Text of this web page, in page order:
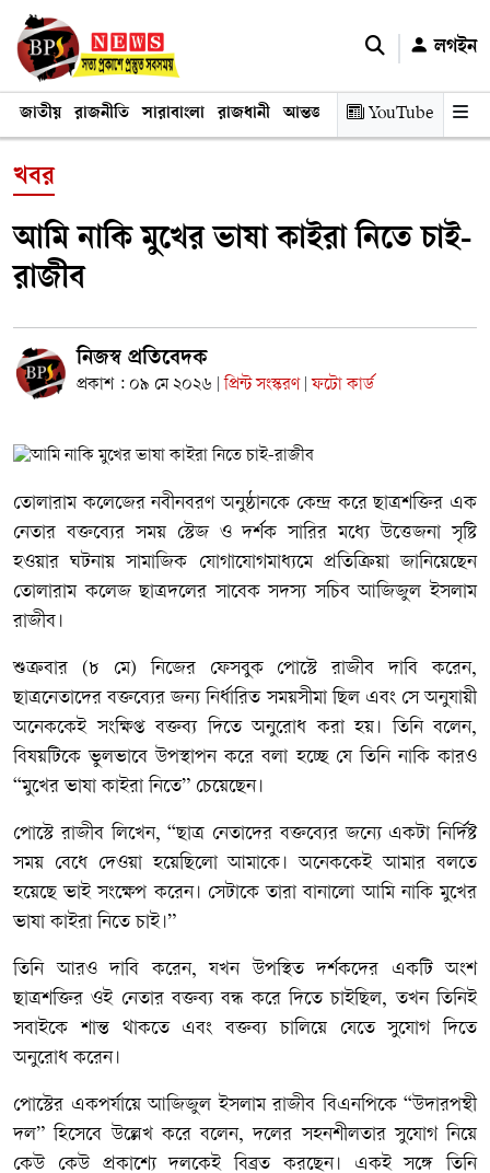
লগইন
জাতীয় রাজনীতি সারাবাংলা রাজধানী আন্তর্জাতিক অর্থনীতি তথ্য
YouTube
খবর
আমি নাকি মুখের ভাষা কাইরা নিতে চাই-
রাজীব
নিজস্ব প্রতিবেদক
প্রকাশ : ০৯ মে ২০২৬ প্রিন্ট সংস্করণ ফটো কার্ড
তোলারাম কলেজের নবীনবরণ অনুষ্ঠানকে কেন্দ্র করে ছাত্রশক্তির এক
নেতার বক্তব্যের সময় স্টেজ ও দর্শক সারির মধ্যে উত্তেজনা সৃষ্টি
হওয়ার ঘটনায় সামাজিক যোগাযোগমাধ্যমে প্রতিক্রিয়া জানিয়েছেন
তোলারাম কলেজ ছাত্রদলের সাবেক সদস্য সচিব আজিজুল ইসলাম
রাজীব।
শুক্রবার (৮ মে) নিজের ফেসবুক পোস্টে রাজীব দাবি করেন,
ছাত্রনেতাদের বক্তব্যের জন্য নির্ধারিত সময়সীমা ছিল এবং সে অনুযায়ী
অনেককেই সংক্ষিপ্ত বক্তব্য দিতে অনুরোধ করা হয়। তিনি বলেন,
বিষয়টিকে ভুলভাবে উপস্থাপন করে বলা হচ্ছে যে তিনি নাকি কারও
“মুখের ভাষা কাইরা নিতে” চেয়েছেন।
পোস্টে রাজীব লিখেন, “ছাত্র নেতাদের বক্তব্যের জন্যে একটা নির্দিষ্ট
সময় বেধে দেওয়া হয়েছিলো আমাকে। অনেককেই আমার বলতে
হয়েছে ভাই সংক্ষেপ করেন। সেটাকে তারা বানালো আমি নাকি মুখের
ভাষা কাইরা নিতে চাই।”
তিনি আরও দাবি করেন, যখন উপস্থিত দর্শকদের একটি অংশ
ছাত্রশক্তির ওই নেতার বক্তব্য বন্ধ করে দিতে চাইছিল, তখন তিনিই
সবাইকে শান্ত থাকতে এবং বক্তব্য চালিয়ে যেতে সুযোগ দিতে
অনুরোধ করেন।
পোস্টের একপর্যায়ে আজিজুল ইসলাম রাজীব বিএনপিকে “উদারপন্থী
দল” হিসেবে উল্লেখ করে বলেন, দলের সহনশীলতার সুযোগ নিয়ে
কেউ কেউ প্রকাশ্যে দলকেই বিব্রত করছেন। একই সঙ্গে তিনি